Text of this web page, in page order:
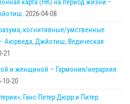
карта (НК) на период жизни –
2026-04-08
когнитивные/умственные
Аюрведа, Джйотиш, Ведическая
21
и женщиной – Гармония/иерархия
10-20
Ганс-Петер Дюрр и Питер